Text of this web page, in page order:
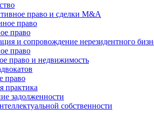
право и сделки M&A
право
право
и сопровождение нерезидентного
право
право и недвижимость
право
практика
задолженности
собственности